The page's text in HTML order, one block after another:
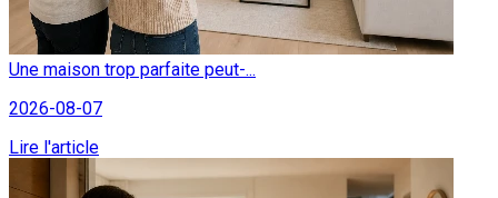
Une maison trop parfaite peut-...
2026-08-07
Lire l'article